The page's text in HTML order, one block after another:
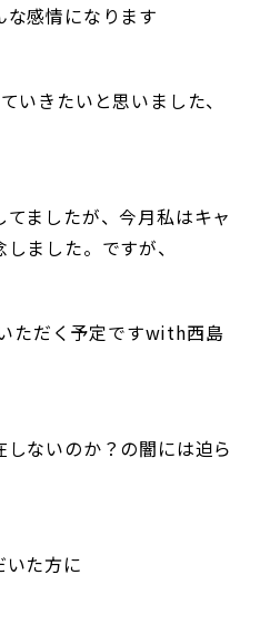
感情になります
いきたいと思いました、
ましたが、今月私はキャ
ました。ですが、
ただく予定ですwith西島
ないのか？の闇には迫ら
いた方に